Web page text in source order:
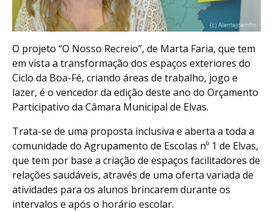
O projeto “O Nosso Recreio”, de Marta Faria, que tem
em vista a transformação dos espaços exteriores do
Ciclo da Boa-Fé, criando áreas de trabalho, jogo e
lazer, é o vencedor da edição deste ano do Orçamento
Participativo da Câmara Municipal de Elvas.
Trata-se de uma proposta inclusiva e aberta a toda a
comunidade do Agrupamento de Escolas nº 1 de Elvas,
que tem por base a criação de espaços facilitadores de
relações saudáveis, através de uma oferta variada de
atividades para os alunos brincarem durante os
intervalos e após o horário escolar.